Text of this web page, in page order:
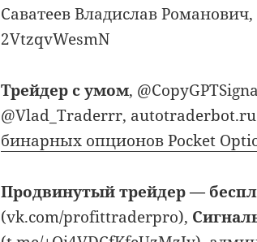
Саватеев Владислав
2VtzqvWesmN
Трейдер с умом,
@Vlad_Traderrr,
бинарных опционов Pocket
Продвинутый трейдер —
(vk.com/profittraderpro),